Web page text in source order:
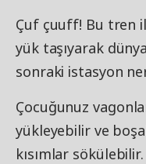
Çuf çuuff! Bu tren
yük taşıyarak
sonraki istasyon
Çocuğunuz
yükleyebilir ve
kısımlar sökülebilir.